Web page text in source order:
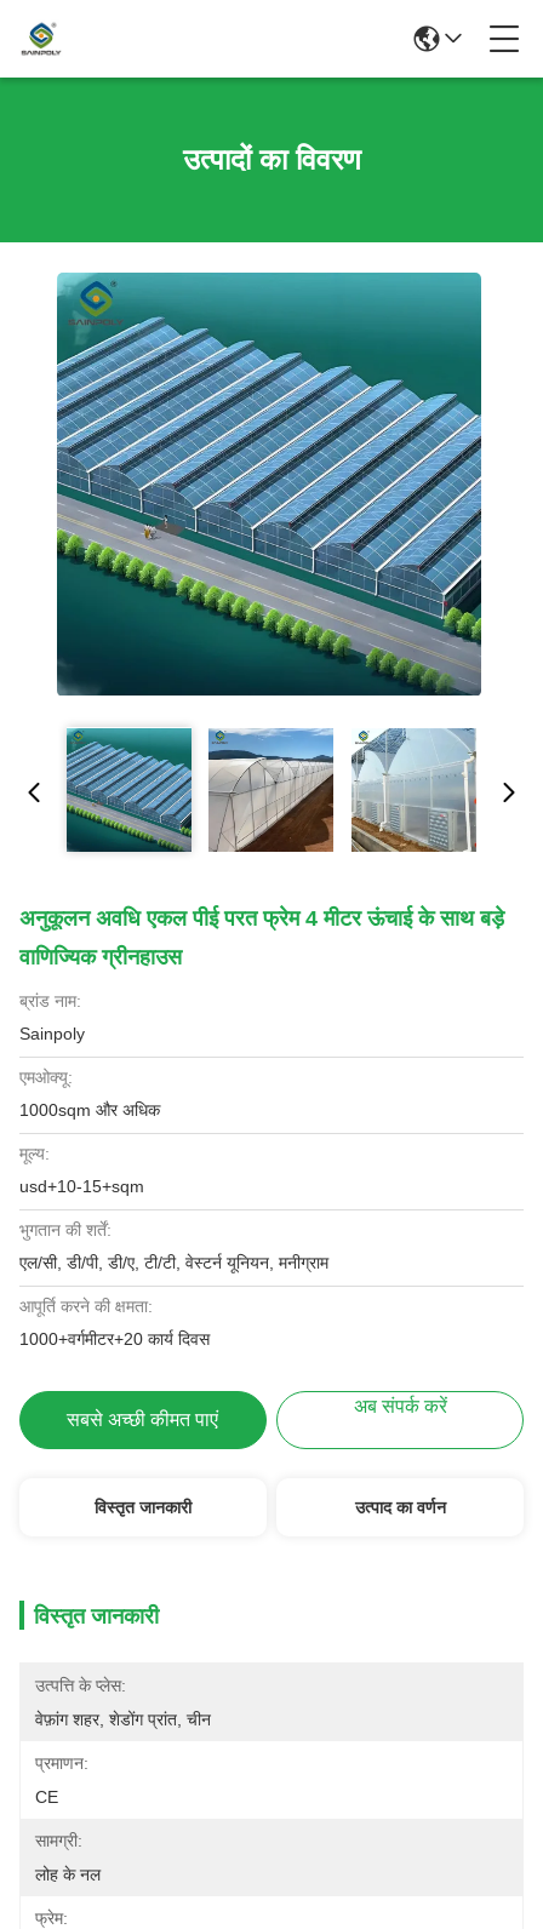
उत्पादों का विवरण
अनुकूलन अवधि एकल पीई परत फ्रेम 4 मीटर ऊंचाई के साथ बड़े
वाणिज्यिक ग्रीनहाउस
ब्रांड नाम:
Sainpoly
एमओक्यू:
1000sqm और अधिक
मूल्य:
usd+10-15+sqm
भुगतान की शर्तें:
एल/सी, डी/पी, डी/ए, टी/टी, वेस्टर्न यूनियन, मनीग्राम
आपूर्ति करने की क्षमता:
1000+वर्गमीटर+20 कार्य दिवस
सबसे अच्छी कीमत पाएं
अब संपर्क करें
विस्तृत जानकारी उत्पाद का वर्णन
विस्तृत जानकारी
उत्पत्ति के प्लेस:
वेफ़ांग शहर, शेडोंग प्रांत, चीन
प्रमाणन:
CE
सामग्री:
लोह के नल
फ्रेम: